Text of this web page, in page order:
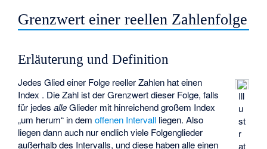
Grenzwert einer reellen Zahlenfolge
Erläuterung und Definition
Ill
u
st
r
at
Jedes Gliedeiner Folge reeller Zahlen hat einen
Index . Die Zahl ist der Grenzwert dieser Folge, falls
für jedesalleGlieder mit hinreichend großem Index
„um herum“ in demoffenen Intervall liegen. Also
liegen dann auch nur endlich viele Folgenglieder
außerhalb des Intervalls, und diese haben alle einen